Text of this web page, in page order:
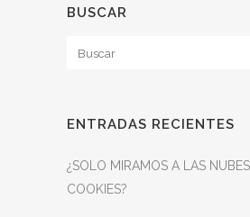
BUSCAR
ENTRADAS RECIENTES
¿SOLO MIRAMOS A LAS
COOKIES?